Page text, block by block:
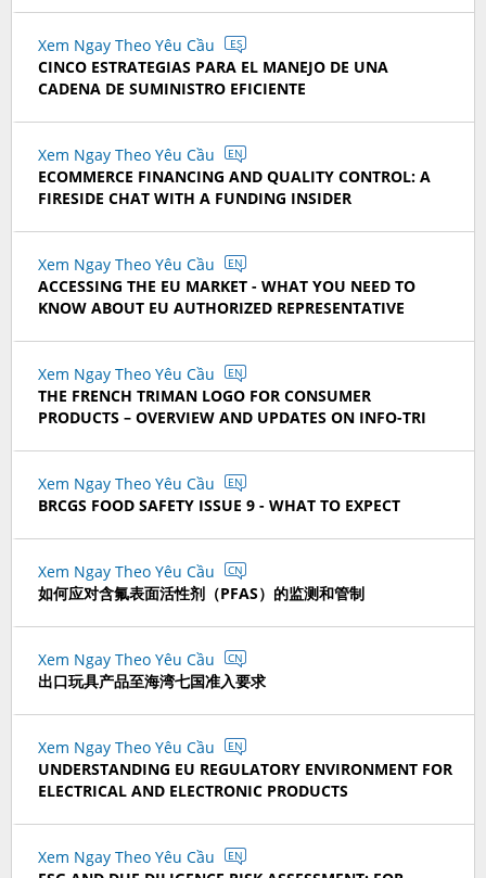
Xem Ngay Theo Yêu Cầu ES
CINCO ESTRATEGIAS PARA EL MANEJO DE UNA
CADENA DE SUMINISTRO EFICIENTE
Xem Ngay Theo Yêu Cầu EN
ECOMMERCE FINANCING AND QUALITY CONTROL: A
FIRESIDE CHAT WITH A FUNDING INSIDER
Xem Ngay Theo Yêu Cầu EN
ACCESSING THE EU MARKET - WHAT YOU NEED TO
KNOW ABOUT EU AUTHORIZED REPRESENTATIVE
Xem Ngay Theo Yêu Cầu EN
THE FRENCH TRIMAN LOGO FOR CONSUMER
PRODUCTS – OVERVIEW AND UPDATES ON INFO-TRI
Xem Ngay Theo Yêu Cầu EN
BRCGS FOOD SAFETY ISSUE 9 - WHAT TO EXPECT
Xem Ngay Theo Yêu Cầu CN
如何应对含氟表面活性剂（PFAS）的监测和管制
Xem Ngay Theo Yêu Cầu CN
出口玩具产品至海湾七国准入要求
Xem Ngay Theo Yêu Cầu EN
UNDERSTANDING EU REGULATORY ENVIRONMENT FOR
ELECTRICAL AND ELECTRONIC PRODUCTS
Xem Ngay Theo Yêu Cầu EN